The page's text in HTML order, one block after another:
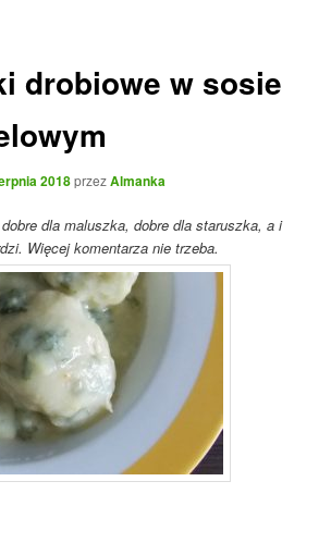
drobiowe w sosie
2018przezAlmanka
dla maluszka, dobre dla staruszka, a i
Więcej komentarza nie trzeba.